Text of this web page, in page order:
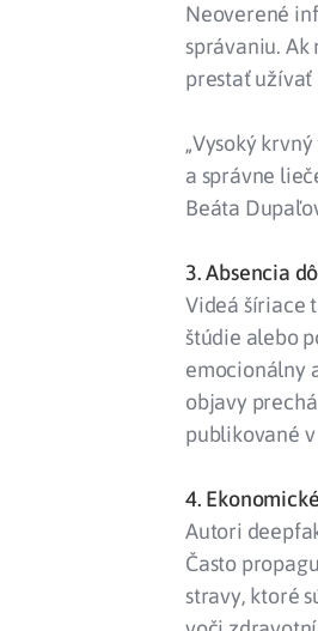
Neoverené
správaniu. Ak
prestať
„Vysoký
a správne
Beáta
3. Absencia
Videá šíriace
štúdie alebo
emocionálny
objavy
publikované
4.
Autori
Často
stravy, ktoré